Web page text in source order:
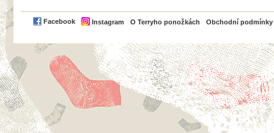
Facebook Instagram O Terryho ponožkách Obchodní podmínky
PayPal